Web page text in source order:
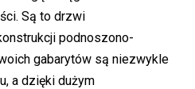
Są to drzwi
podnoszono-
gabarytów są niezwykle
a dzięki dużym